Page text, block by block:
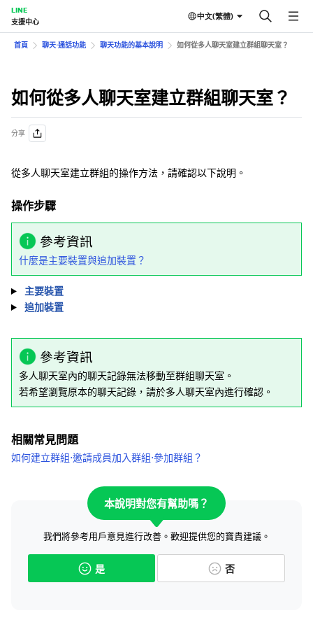
LINE
支援中心
中文(繁體)
首頁 聊天⋅通話功能 聊天功能的基本說明 如何從多人聊天室建立群組聊天室？
如何從多人聊天室建立群組聊天室？
分享
從多人聊天室建立群組的操作方法，請確認以下說明。
操作步驟
參考資訊
什麼是主要裝置與追加裝置？
主要裝置
追加裝置
參考資訊
多人聊天室內的聊天記錄無法移動至群組聊天室。
若希望瀏覽原本的聊天記錄，請於多人聊天室內進行確認。
相關常見問題
如何建立群組⋅邀請成員加入群組⋅參加群組？
本說明對您有幫助嗎？
我們將參考用戶意見進行改善。歡迎提供您的寶貴建議。
是 否